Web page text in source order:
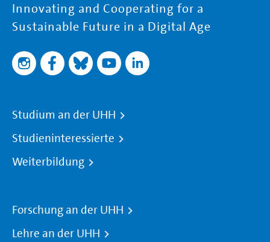
Innovating and Cooperating for a
Sustainable Future in a Digital Age
Studium an der UHH
Studieninteressierte
Weiterbildung
Forschung an der UHH
Lehre an der UHH